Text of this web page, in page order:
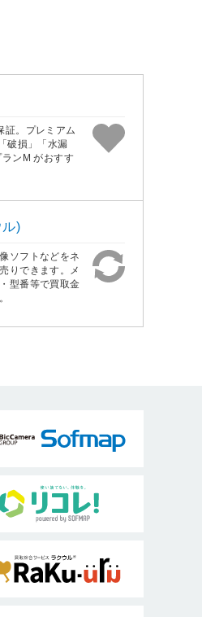
証。プレミアム
破損」「水漏
ンM がおすす
ル)
ソフトなどをネ
りできます。メ
型番等で買取金